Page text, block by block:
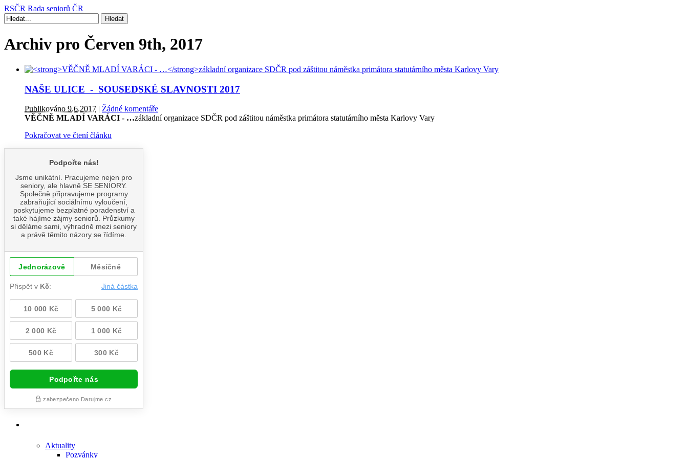
RSČR Rada seniorů ČR
Archiv pro Červen 9th, 2017
NAŠE ULICE - SOUSEDSKÉ SLAVNOSTI 2017
Publikováno 9.6.2017 | Žádné komentáře
VĚČNĚ MLADÍ VARÁCI - …základní organizace SDČR pod záštitou náměstka primátora statutárního města Karlovy Vary
Pokračovat ve čtení článku
Aktuality
Pozvánky